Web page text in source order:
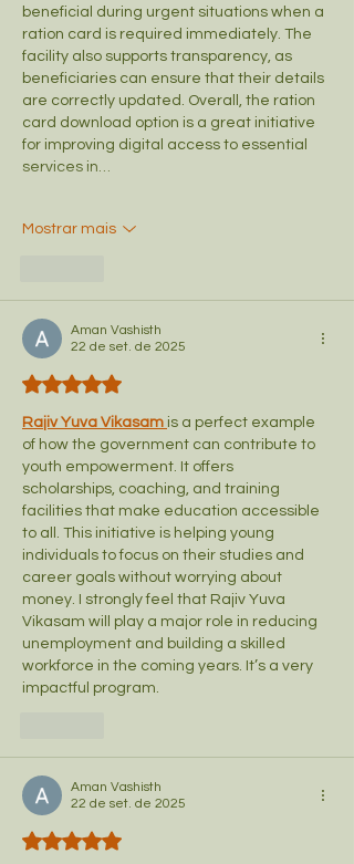
beneficial during urgent situations when a
ration card is required immediately. The
facility also supports transparency, as
beneficiaries can ensure that their details
are correctly updated. Overall, the ration
card download option is a great initiative
for improving digital access to essential
services in…
Mostrar mais
Aman Vashisth
22 de set. de 2025
Avaliado com 5 de 5 estrelas.
Rajiv Yuva Vikasam is a perfect example
of how the government can contribute to
youth empowerment. It offers
scholarships, coaching, and training
facilities that make education accessible
to all. This initiative is helping young
individuals to focus on their studies and
career goals without worrying about
money. I strongly feel that Rajiv Yuva
Vikasam will play a major role in reducing
unemployment and building a skilled
workforce in the coming years. It’s a very
impactful program.
Aman Vashisth
22 de set. de 2025
Avaliado com 5 de 5 estrelas.